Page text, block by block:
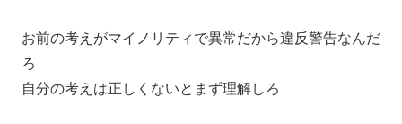
お前の考えがマイノリティで異常だから違反警告なんだ
ろ
自分の考えは正しくないとまず理解しろ